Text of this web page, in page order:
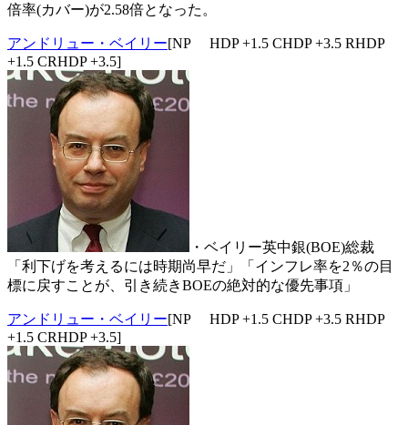
倍率(カバー)が2.58倍となった。
アンドリュー・ベイリー[NP HDP +1.5 CHDP +3.5 RHDP
+1.5 CRHDP +3.5]
・ベイリー英中銀(BOE)総裁
「利下げを考えるには時期尚早だ」「インフレ率を2％の目
標に戻すことが、引き続きBOEの絶対的な優先事項」
アンドリュー・ベイリー[NP HDP +1.5 CHDP +3.5 RHDP
+1.5 CRHDP +3.5]